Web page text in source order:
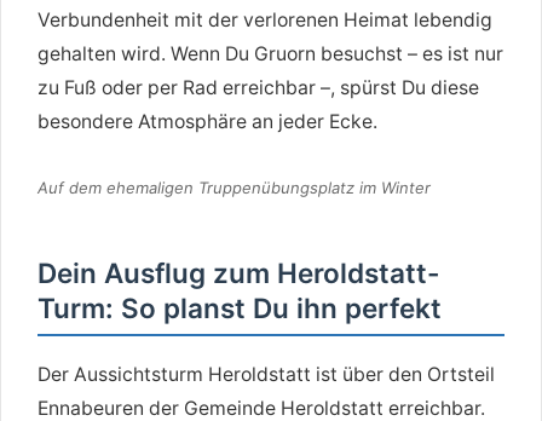
Verbundenheit mit der verlorenen Heimat lebendig
gehalten wird. Wenn Du Gruorn besuchst – es ist nur
zu Fuß oder per Rad erreichbar –, spürst Du diese
besondere Atmosphäre an jeder Ecke.
Auf dem ehemaligen Truppenübungsplatz im Winter
Dein Ausflug zum Heroldstatt-
Turm: So planst Du ihn perfekt
Der Aussichtsturm Heroldstatt ist über den Ortsteil
Ennabeuren der Gemeinde Heroldstatt erreichbar.